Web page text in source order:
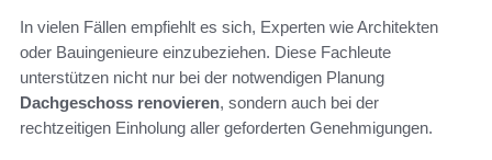
In vielen Fällen empfiehlt es sich, Experten wie Architekten
oder Bauingenieure einzubeziehen. Diese Fachleute
unterstützen nicht nur bei der notwendigen Planung
Dachgeschoss renovieren, sondern auch bei der
rechtzeitigen Einholung aller geforderten Genehmigungen.